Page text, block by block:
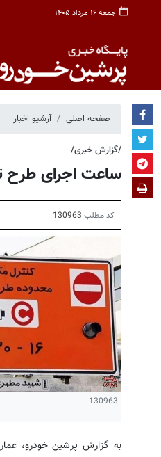
جمعه ۱۶ مرداد ۱۴۰۵
صفحه اصلی آرشیو اخبار
/گزارش خبری/
ساعت اجرای طرح
کد مطلب 130963
130963
به گزارش پرشین خودرو،